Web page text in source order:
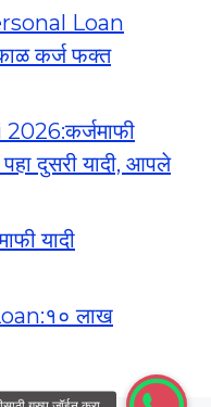
Loan
कर्ज फक्त
दुसरी यादी, आपले
यादी
लाख